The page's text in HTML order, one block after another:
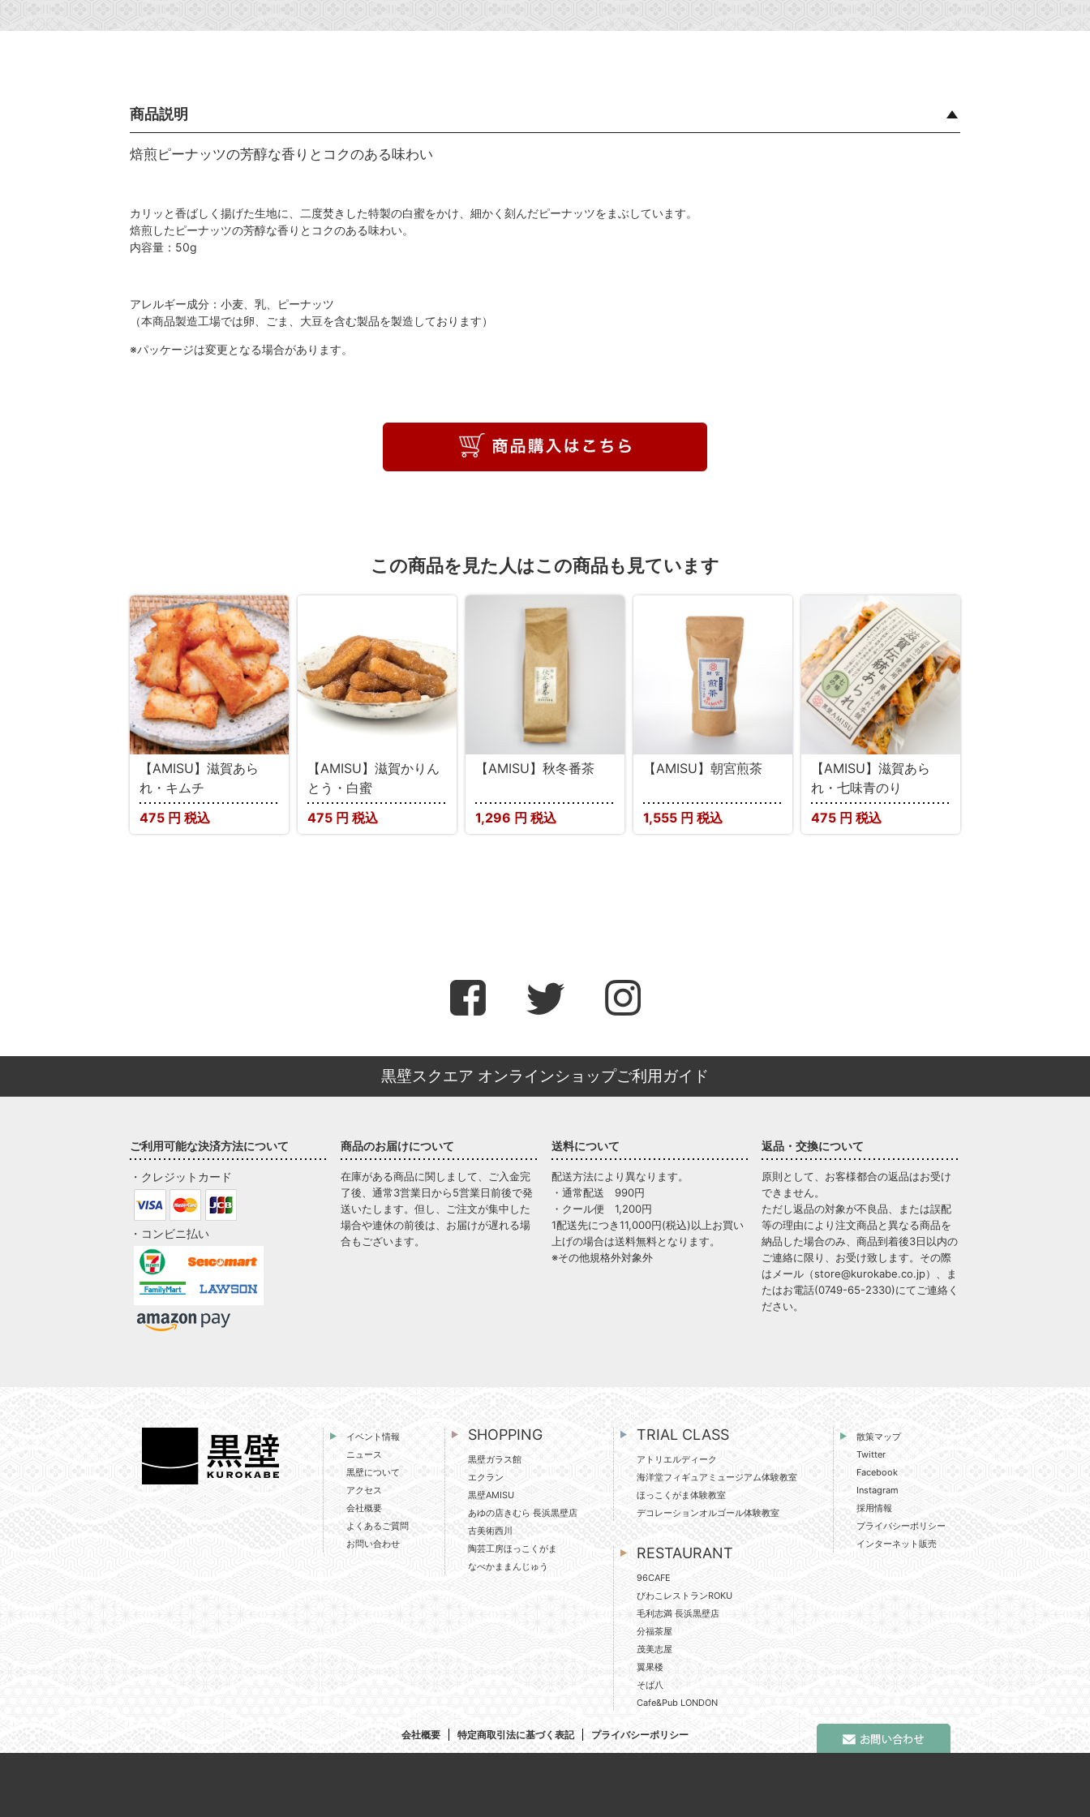
商品説明
焙煎ピーナッツの芳醇な香りとコクのある味わい
カリッと香ばしく揚げた生地に、二度焚きした特製の白蜜をかけ、細かく刻んだピーナッツをまぶしています。
焙煎したピーナッツの芳醇な香りとコクのある味わい。
内容量：50g
アレルギー成分：小麦、乳、ピーナッツ
（本商品製造工場では卵、ごま、大豆を含む製品を製造しております）
※パッケージは変更となる場合があります。
この商品を見た人はこの商品も見ています
【AMISU】滋賀あら
れ・キムチ
475 円 税込
【AMISU】滋賀かりん
とう・白蜜
475 円 税込
【AMISU】秋冬番茶
1,296 円 税込
【AMISU】朝宮煎茶
1,555 円 税込
【AMISU】滋賀あら
れ・七味青のり
475 円 税込
黒壁スクエア オンラインショップご利用ガイド
ご利用可能な決済方法について
・クレジットカード
・コンビニ払い
商品のお届けについて
在庫がある商品に関しまして、ご入金完
了後、通常3営業日から5営業日前後で発
送いたします。但し、ご注文が集中した
場合や連休の前後は、お届けが遅れる場
合もございます。
送料について
配送方法により異なります。
・通常配送 990円
・クール便 1,200円
1配送先につき11,000円(税込)以上お買い
上げの場合は送料無料となります。
※その他規格外対象外
返品・交換について
原則として、お客様都合の返品はお受け
できません。
ただし返品の対象が不良品、または誤配
等の理由により注文商品と異なる商品を
納品した場合のみ、商品到着後3日以内の
ご連絡に限り、お受け致します。その際
はメール（store@kurokabe.co.jp）、ま
たはお電話(0749-65-2330)にてご連絡く
ださい。
イベント情報
ニュース
黒壁について
アクセス
会社概要
よくあるご質問
お問い合わせ
SHOPPING
黒壁ガラス館
エクラン
黒壁AMISU
あゆの店きむら 長浜黒壁店
古美術西川
陶芸工房ほっこくがま
なべかままんじゅう
TRIAL CLASS
アトリエルディーク
海洋堂フィギュアミュージアム体験教室
ほっこくがま体験教室
デコレーションオルゴール体験教室
RESTAURANT
96CAFE
びわこレストランROKU
毛利志満 長浜黒壁店
分福茶屋
茂美志屋
翼果楼
そば八
Cafe&Pub LONDON
散策マップ
Twitter
Facebook
Instagram
採用情報
プライバシーポリシー
インターネット販売
会社概要 特定商取引法に基づく表記 プライバシーポリシー